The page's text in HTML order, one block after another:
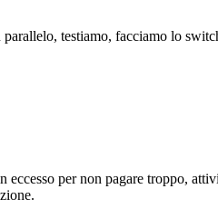
testiamo, facciamo lo
per non pagare troppo,